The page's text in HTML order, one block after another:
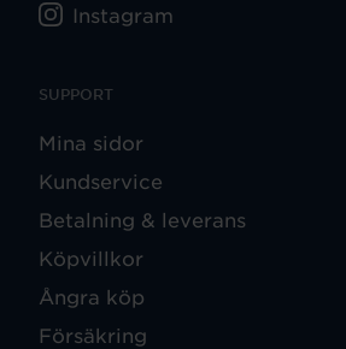
SUPPORT
Mina sidor
Kundservice
Betalning & leverans
Köpvillkor
Ångra köp
Försäkring
Instagram